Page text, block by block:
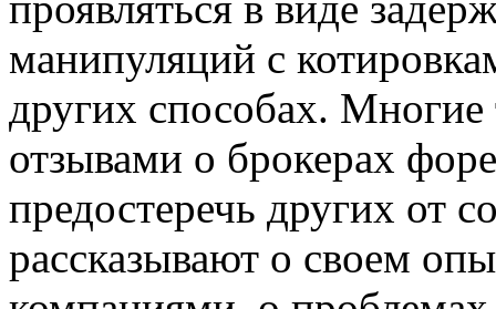
манипуляций с
других способах.
отзывами о брокерах
предостеречь других от
рассказывают о своем